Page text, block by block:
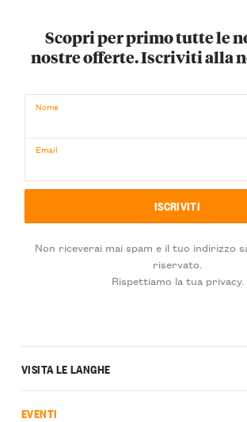
Scopri per primo tutte le
nostre offerte. Iscriviti alla
Nome
Email
Non riceverai mai spam e il tuo indirizzo
riservato.
Rispettiamo la tua privacy.
VISITA LE LANGHE
EVENTI